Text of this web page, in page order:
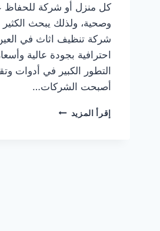
كل منزل أو شركة للحفاظ
وصحية، ولذلك يبحث
شركة تنظيف اثاث في
احترافية بجودة عالية
التطور الكبير في أدوات
أصبحت الشركات…
إقرأ المزيد شركة